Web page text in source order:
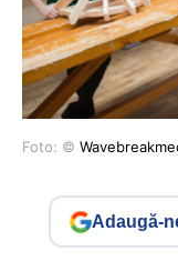
Foto: ©
Adaugă-